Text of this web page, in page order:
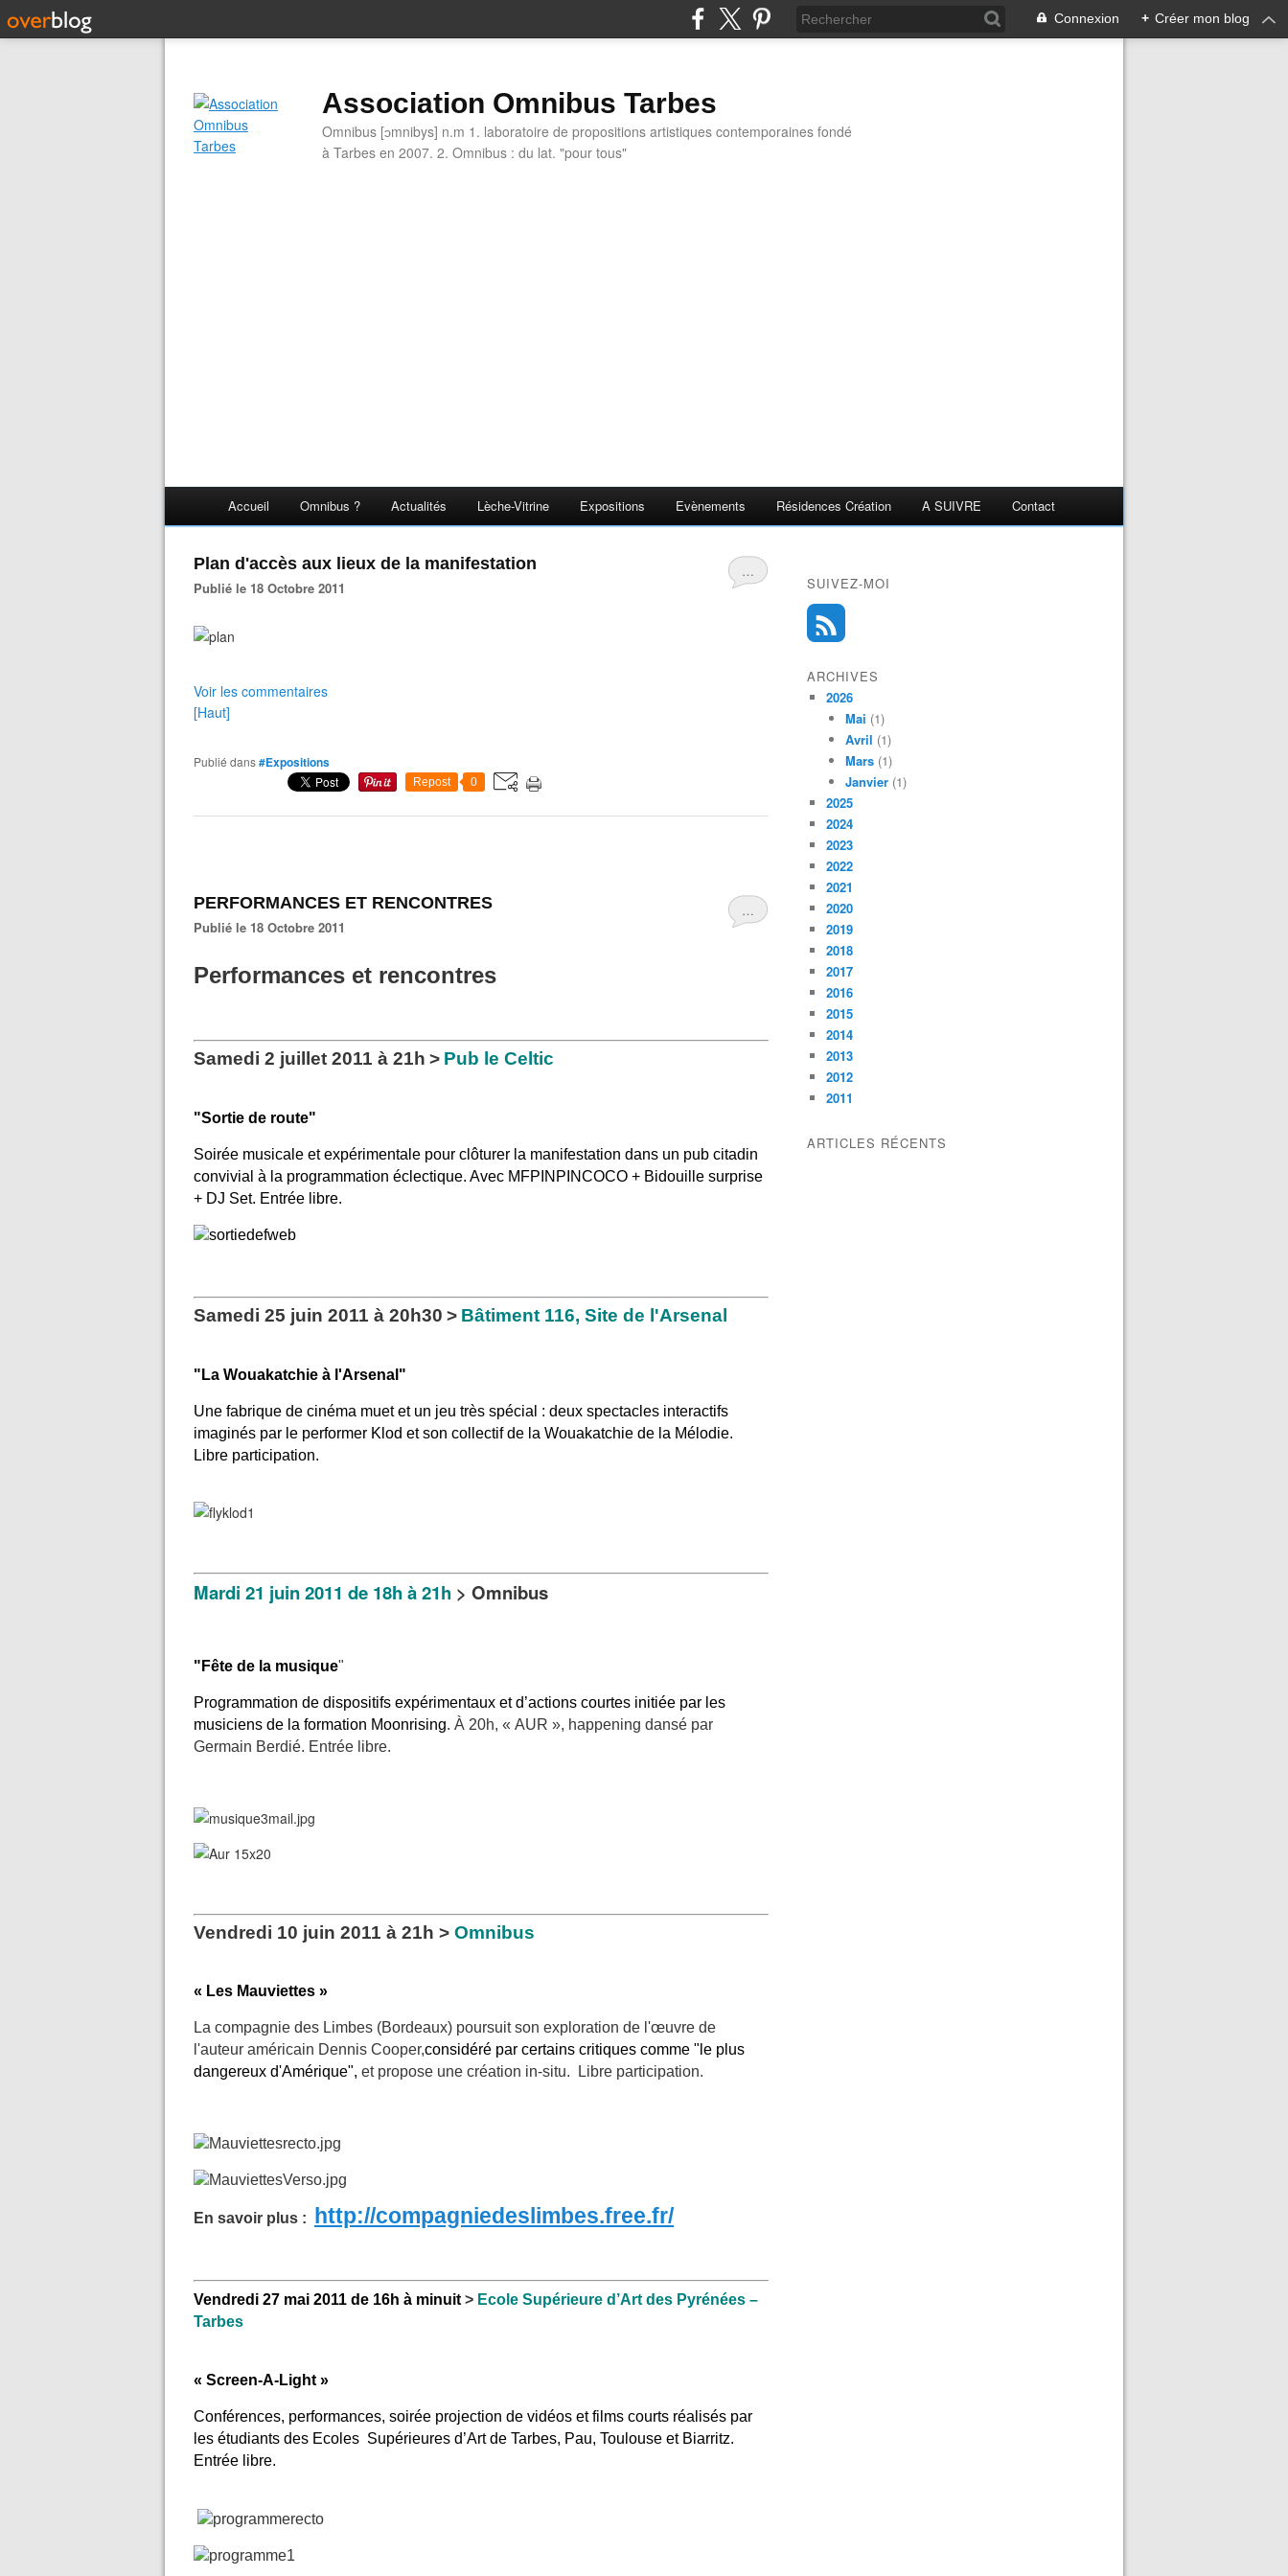
Connexion + Créer mon blog
Association Omnibus Tarbes
Omnibus [ɔmnibys] n.m 1. laboratoire de propositions artistiques contemporaines fondé
à Tarbes en 2007. 2. Omnibus : du lat. "pour tous"
Accueil Omnibus ? Actualités Lèche-Vitrine Expositions Evènements Résidences Création A SUIVRE Contact
…
Plan d'accès aux lieux de la manifestation
Publié le 18 Octobre 2011
Voir les commentaires
[Haut]
Publié dans#Expositions
Repost 0
…
PERFORMANCES ET RENCONTRES
Publié le 18 Octobre 2011
Performances et rencontres
Samedi 2 juillet 2011 à 21h > Pub le Celtic
"Sortie de route"
Soirée musicale et expérimentale pour clôturer la manifestation dans un pub citadin
convivial à la programmation éclectique. Avec MFPINPINCOCO + Bidouille surprise
+ DJ Set. Entrée libre.
Samedi 25 juin 2011 à 20h30 > Bâtiment 116, Site de l'Arsenal
"La Wouakatchie à l'Arsenal"
Une fabrique de cinéma muet et un jeu très spécial : deux spectacles interactifs
imaginés par le performer Klod et son collectif de la Wouakatchie de la Mélodie.
Libre participation.
Mardi 21 juin 2011 de 18h à 21h > Omnibus
"Fête de la musique"
Programmation de dispositifs expérimentaux et d’actions courtes initiée par les
musiciens de la formation Moonrising. À 20h, « AUR », happening dansé par
Germain Berdié. Entrée libre.
Vendredi 10 juin 2011 à 21h > Omnibus
« Les Mauviettes »
La compagnie des Limbes (Bordeaux) poursuit son exploration de l'œuvre de
l'auteur américain Dennis Cooper,considéré par certains critiques comme "le plus
dangereux d'Amérique", et propose une création in-situ. Libre participation.
En savoir plus : http://compagniedeslimbes.free.fr/
Vendredi 27 mai 2011 de 16h à minuit > Ecole Supérieure d’Art des Pyrénées –
Tarbes
« Screen-A-Light »
Conférences, performances, soirée projection de vidéos et films courts réalisés par
les étudiants des Ecoles Supérieures d’Art de Tarbes, Pau, Toulouse et Biarritz.
Entrée libre.
SUIVEZ-MOI
ARCHIVES
2026
Mai (1)
Avril (1)
Mars (1)
Janvier (1)
2025
2024
2023
2022
2021
2020
2019
2018
2017
2016
2015
2014
2013
2012
2011
ARTICLES RÉCENTS